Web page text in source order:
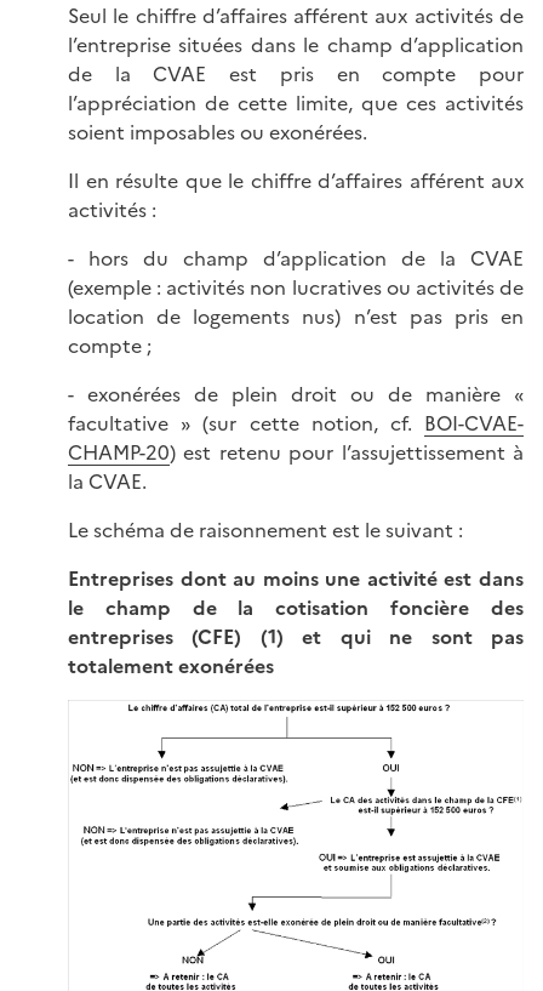
Seul le chiffre d’affaires afférent aux activités de
l’entreprise situées dans le champ d’application
de la CVAE est pris en compte pour
l’appréciation de cette limite, que ces activités
soient imposables ou exonérées.
Il en résulte que le chiffre d’affaires afférent aux
activités :
- hors du champ d’application de la CVAE
(exemple : activités non lucratives ou activités de
location de logements nus) n’est pas pris en
compte ;
- exonérées de plein droit ou de manière «
facultative » (sur cette notion, cf. BOI-CVAE-
CHAMP-20) est retenu pour l’assujettissement à
la CVAE.
Le schéma de raisonnement est le suivant :
Entreprises dont au moins une activité est dans
le champ de la cotisation foncière des
entreprises (CFE) (1) et qui ne sont pas
totalement exonérées